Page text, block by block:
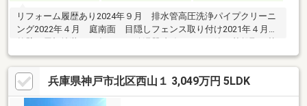
リフォーム履歴あり2024年９月 排水管高圧洗浄パイプクリーニ
ング2022年４月 庭南面 目隠しフェンス取り付け2021年４月
え2020年11月 鍵交換（玄関ドア）
兵庫県神戸市北区西山１ 3,049万円 5LDK